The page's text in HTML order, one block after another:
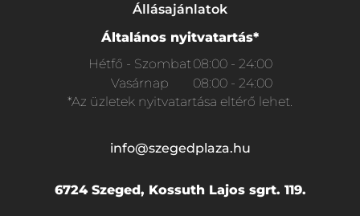
Állásajánlatok
Általános nyitvatartás*
Hétfő - Szombat08:00 - 24:00
Vasárnap
08:00 - 24:00
*Az üzletek nyitvatartása eltérő lehet.
info@szegedplaza.hu
6724 Szeged, Kossuth Lajos sgrt. 119.